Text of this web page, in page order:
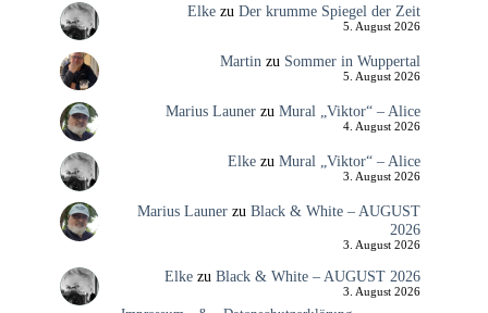
Elkezu Der krumme Spiegel der Zeit
5. August 2026
Martin zu Sommer in Wuppertal
5. August 2026
Marius Launerzu Mural „Viktor“ – Alice
4. August 2026
Elkezu Mural „Viktor“ – Alice
3. August 2026
Marius Launerzu Black & White – AUGUST
2026
3. August 2026
Elkezu Black & White – AUGUST 2026
3. August 2026